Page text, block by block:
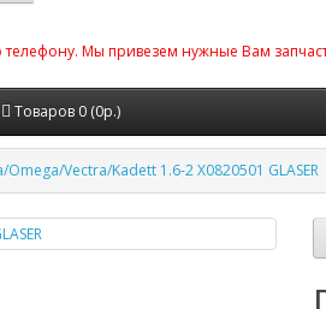
Мы привезем нужные Вам
Товаров 0 (0р.)
Vectra/Kadett 1.6-2 X0820501 GLASER